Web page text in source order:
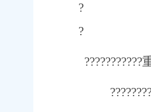
、提能力、除隐患紧盯12个重点领域打好安全
打击行动从生产源头到消费终端一律严查
资公示
合作协议谢东会见赖远明一行并见证签约
年第22批建筑施工特种作业人员操作资格证书
推进信访稳定重点工作
重庆公司减资公告场监管所开展特种设备日常
公司减资代办场监管所开展养老机构食品安
焙店食品安全专项检查
?
?
???????????